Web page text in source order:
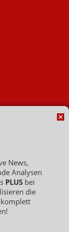
der ELPATO
Berlin
News,
Analysen
PLUS bei
die